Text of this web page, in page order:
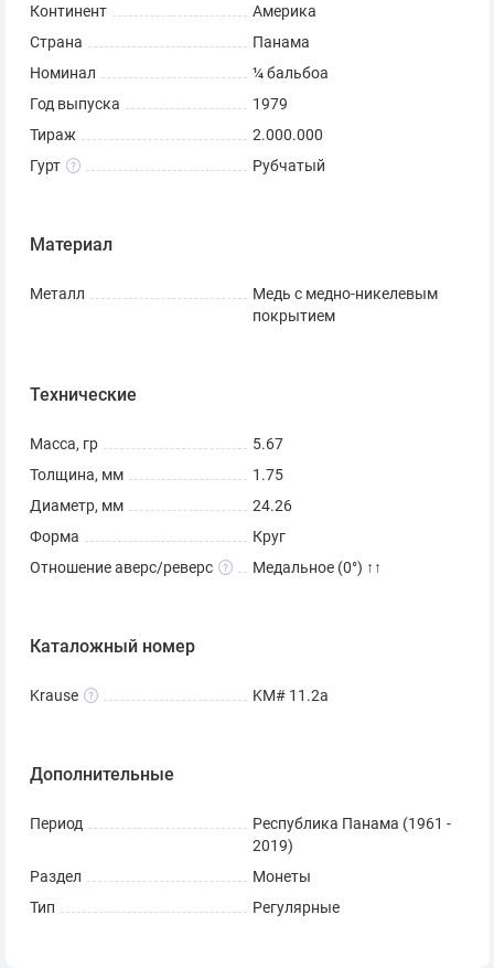
Континент
Америка
Страна
Панама
Номинал
¼ бальбоа
Год выпуска
1979
Тираж
2.000.000
Гурт
Рубчатый
Материал
Металл
Медь с медно-никелевым
покрытием
Технические
Масса, гр
5.67
Толщина, мм
1.75
Диаметр, мм
24.26
Форма
Круг
Отношение аверс/реверс
Медальное (0°) ↑↑
Каталожный номер
Krause KM# 11.2a
Дополнительные
Период
Республика Панама (1961 -
2019)
Раздел
Монеты
Тип
Регулярные